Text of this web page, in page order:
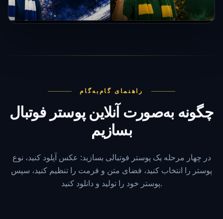
راهنمای گام‌به‌گام
چگونه به‌صورت آنلاین پوستر فوتبال
بسازیم
در چهار مرحله یک پوستر فوتبالی بسازید: عکس آپلود کنید، نوع
پوستر را انتخاب کنید، فضای متن و فرمت را تنظیم کنید، سپس
پوستر خود را تولید و دانلود کنید.